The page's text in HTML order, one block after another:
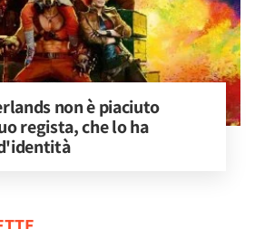
non è piaciuto
regista, che lo ha